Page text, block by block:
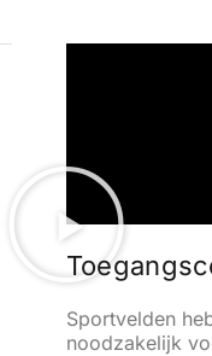
Sportvelden
noodzakelijk